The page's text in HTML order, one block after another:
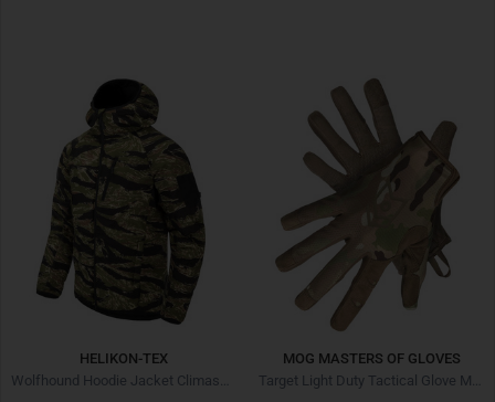
HELIKON-TEX
Wolfhound Hoodie Jacket Climashield Tiger Stripe
MOG MASTERS OF GLOVES
Target Light Duty Tactical Glove Multicam